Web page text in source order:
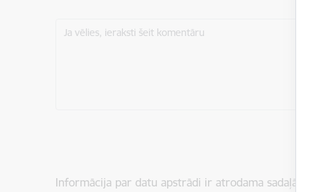
Ja vēlies, ieraksti šeit komentāru
Informācija par datu apstrādi ir atrodama sadaļā: